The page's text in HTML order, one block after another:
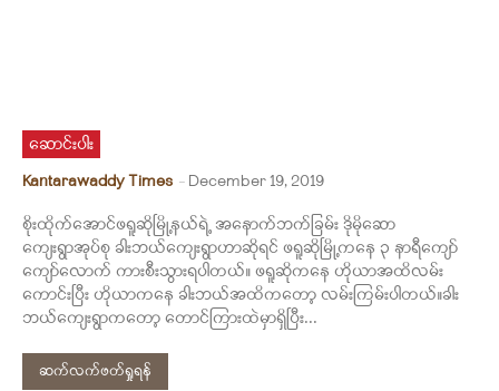
ဆောင်းပါး
Kantarawaddy Times - December 19, 2019
စိုးထိုက်အောင်ဖရူဆိုမြို့နယ်ရဲ့ အနောက်ဘက်ခြမ်း ဒိုမိုဆော
ကျေးရွာအုပ်စု ခါးဘယ်ကျေးရွာဟာဆိုရင် ဖရူဆိုမြို့ကနေ ၃ နာရီကျော်
ကျော်လောက် ကားစီးသွားရပါတယ်။ ဖရူဆိုကနေ ဟိုယာအထိလမ်း
ကောင်းပြီး ဟိုယာကနေ ခါးဘယ်အထိကတော့ လမ်းကြမ်းပါတယ်။ခါး
ဘယ်ကျေးရွာကတော့ တောင်ကြားထဲမှာရှိပြီး...
ဆက်လက်ဖတ်ရှုရန်